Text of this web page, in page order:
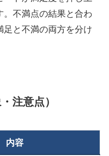
不満点の結果と合わ
と不満の両方を分け
注意点）
内容